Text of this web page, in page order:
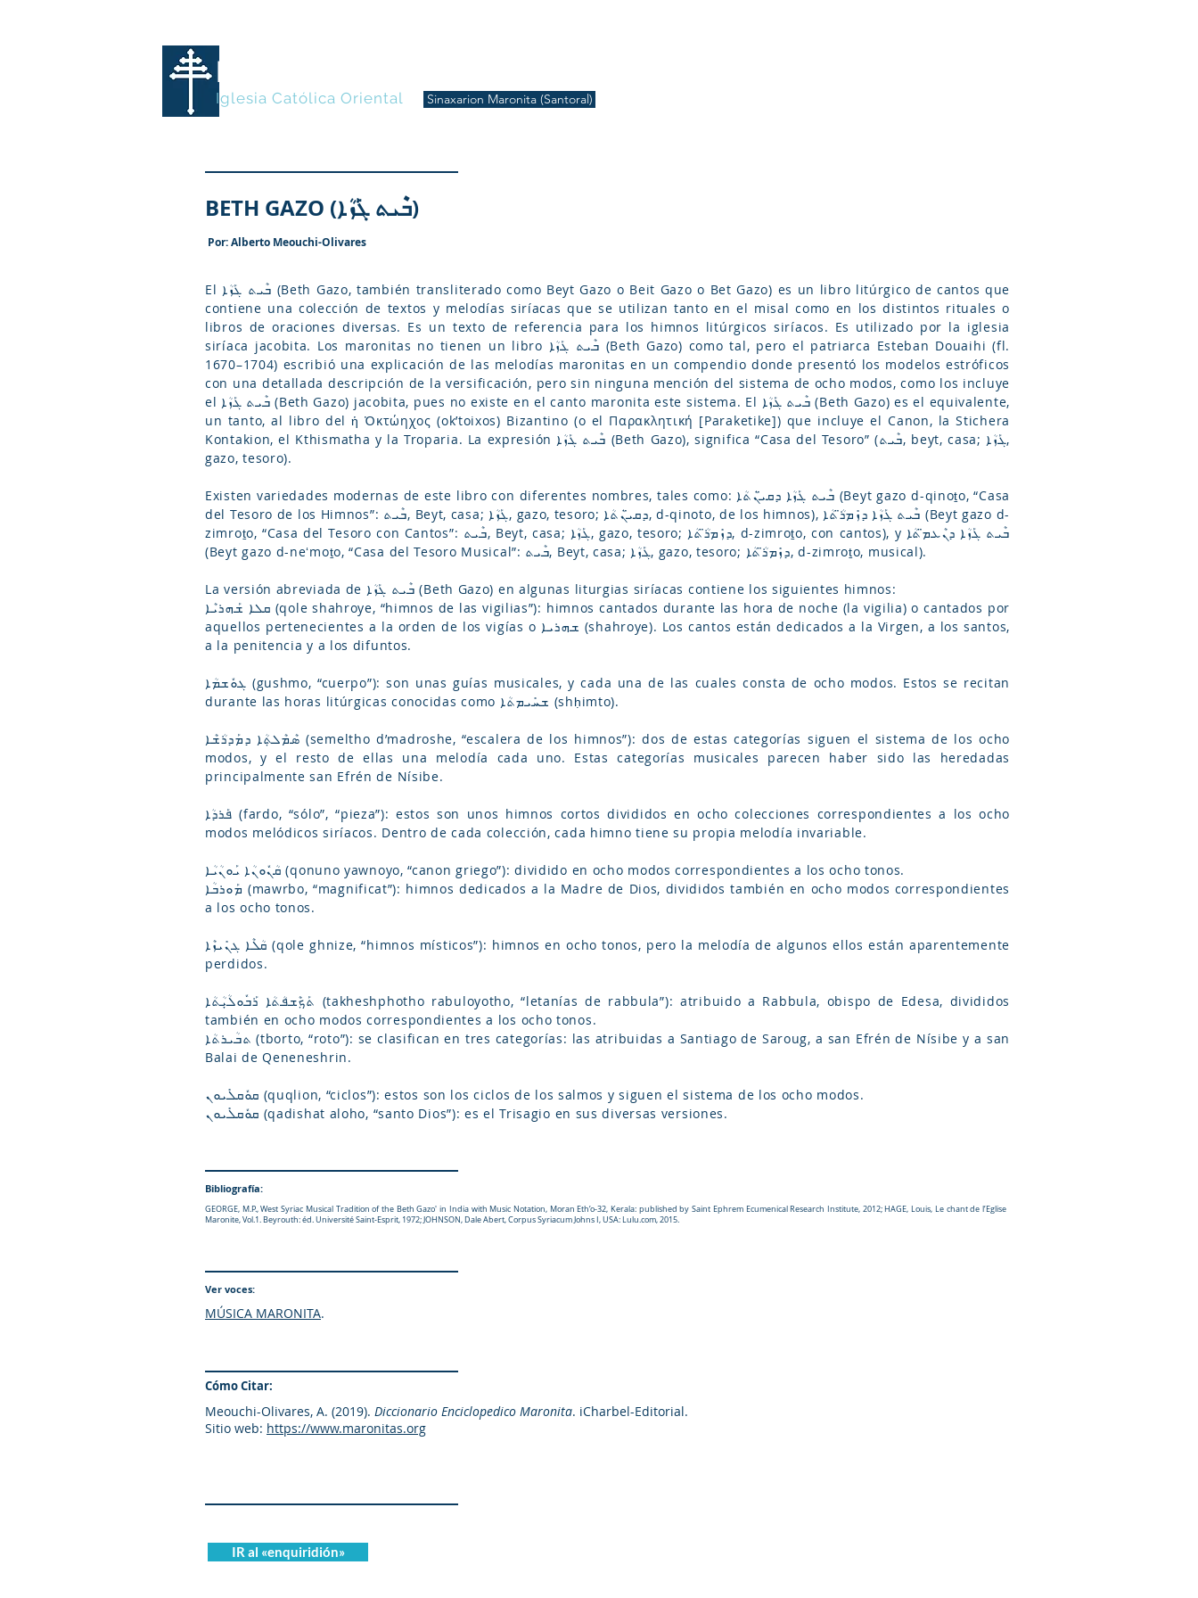
MARONITAS
Iglesia Católica Oriental
Sinaxarion Maronita (Santoral)
BETH GAZO (ܒܶܝܬ ܓܰܙܳܐ)
Por: Alberto Meouchi-Olivares
El ܒܶܝܬ ܓܰܙܳܐ (Beth Gazo, también transliterado como Beyt Gazo o Beit Gazo o Bet Gazo) es un libro litúrgico de cantos que
contiene una colección de textos y melodías siríacas que se utilizan tanto en el misal como en los distintos rituales o
libros de oraciones diversas. Es un texto de referencia para los himnos litúrgicos siríacos. Es utilizado por la iglesia
siríaca jacobita. Los maronitas no tienen un libro ܒܶܝܬ ܓܰܙܳܐ (Beth Gazo) como tal, pero el patriarca Esteban Douaihi (fl.
1670–1704) escribió una explicación de las melodías maronitas en un compendio donde presentó los modelos estróficos
con una detallada descripción de la versificación, pero sin ninguna mención del sistema de ocho modos, como los incluye
el ܒܶܝܬ ܓܰܙܳܐ (Beth Gazo) jacobita, pues no existe en el canto maronita este sistema. El ܒܶܝܬ ܓܰܙܳܐ (Beth Gazo) es el equivalente,
un tanto, al libro del ἡ Ὀκτώηχος (ok’toixos) Bizantino (o el Παρακλητική [Paraketike]) que incluye el Canon, la Stichera
Kontakion, el Kthismatha y la Troparia. La expresión ܒܶܝܬ ܓܰܙܳܐ (Beth Gazo), significa “Casa del Tesoro” (ܒܶܝܬ, beyt, casa; ܓܰܙܳܐ,
gazo, tesoro).
Existen variedades modernas de este libro con diferentes nombres, tales como: ܒܶܝܬ ܓܰܙܳܐ ܕܩܝ̈ܢܳܬܳܐ (Beyt gazo d-qinoṯo, “Casa
del Tesoro de los Himnos”: ܒܶܝܬ, Beyt, casa; ܓܰܙܳܐ, gazo, tesoro; ܕܩܝ̈ܢܳܬܳܐ, d-qinoto, de los himnos), ܒܶܝܬ ܓܰܙܳܐ ܕܙܺܡܪ̈ܳܬܳܐ (Beyt gazo d-
zimroṯo, “Casa del Tesoro con Cantos”: ܒܶܝܬ, Beyt, casa; ܓܰܙܳܐ, gazo, tesoro; ܕܙܺܡܪ̈ܳܬܳܐ, d-zimroṯo, con cantos), y ܒܶܝܬ ܓܰܙܳܐ ܕܢܶܥܡ̈ܬܳܐ
(Beyt gazo d-neʻmoṯo, “Casa del Tesoro Musical”: ܒܶܝܬ, Beyt, casa; ܓܰܙܳܐ, gazo, tesoro; ܕܙܺܡܪ̈ܳܬܳܐ, d-zimroṯo, musical).
La versión abreviada de ܒܶܝܬ ܓܰܙܳܐ (Beth Gazo) en algunas liturgias siríacas contiene los siguientes himnos:
ܩܠܐ ܫܰܗܪܝܶܐ (qole shahroye, “himnos de las vigilias”): himnos cantados durante las hora de noche (la vigilia) o cantados por
aquellos pertenecientes a la orden de los vigías o ܫܗܪܝܐ (shahroye). Los cantos están dedicados a la Virgen, a los santos,
a la penitencia y a los difuntos.
ܓܘܽܫܡܳܐ (gushmo, “cuerpo”): son unas guías musicales, y cada una de las cuales consta de ocho modos. Estos se recitan
durante las horas litúrgicas conocidas como ܫܚܺܝܡܬܳܐ (shḥimto).
ܣܶܡܶܠܬ݂ܳܐ ܕܡܰܕܪܳܫܶܐ (semeltho d’madroshe, “escalera de los himnos”): dos de estas categorías siguen el sistema de los ocho
modos, y el resto de ellas una melodía cada uno. Estas categorías musicales parecen haber sido las heredadas
principalmente san Efrén de Nísibe.
ܦܰܪܕܳܐ (fardo, “sólo”, “pieza”): estos son unos himnos cortos divididos en ocho colecciones correspondientes a los ocho
modos melódicos siríacos. Dentro de cada colección, cada himno tiene su propia melodía invariable.
ܩܳܢܽܘܢܳܐ ܝܰܘܢܳܝܳܐ (qonuno yawnoyo, “canon griego”): dividido en ocho modos correspondientes a los ocho tonos.
ܡܰܘܪܒܳܐ (mawrbo, “magnificat”): himnos dedicados a la Madre de Dios, divididos también en ocho modos correspondientes
a los ocho tonos.
ܩܳܠܶܐ ܓܢܺܝܙܶܐ (qole ghnize, “himnos místicos”): himnos en ocho tonos, pero la melodía de algunos ellos están aparentemente
perdidos.
ܬܰܟ݂ܶܫܦܳܬܳܐ ܪܰܒܽܘܠܳܝ݂݂ܳܬܳܐ (takheshphotho rabuloyotho, “letanías de rabbula”): atribuido a Rabbula, obispo de Edesa, divididos
también en ocho modos correspondientes a los ocho tonos.
ܬܒܳܝܪܬܳܐ (tborto, “roto”): se clasifican en tres categorías: las atribuidas a Santiago de Saroug, a san Efrén de Nísibe y a san
Balai de Qeneneshrin.
ܩܘܽܩܠܺܝܘܢ (quqlion, “ciclos”): estos son los ciclos de los salmos y siguen el sistema de los ocho modos.
ܩܘܽܩܠܺܝܘܢ (qadishat aloho, “santo Dios”): es el Trisagio en sus diversas versiones.
Bibliografía:
GEORGE, M.P., West Syriac Musical Tradition of the Beth Gazo' in India with Music Notation, Moran Eth’o-32, Kerala: published by Saint Ephrem Ecumenical Research Institute, 2012; HAGE, Louis, Le chant de l’Eglise
Maronite, Vol.1. Beyrouth: éd. Université Saint-Esprit, 1972; JOHNSON, Dale Abert, Corpus Syriacum Johns I, USA: Lulu.com, 2015.
Ver voces:
MÚSICA MARONITA.
Cómo Citar:
Meouchi-Olivares, A. (2019). Diccionario Enciclopedico Maronita. iCharbel-Editorial.
Sitio web: https://www.maronitas.org
IR al «enquiridión»